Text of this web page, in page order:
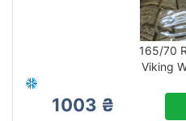
165/70
Viking
1003 ₴